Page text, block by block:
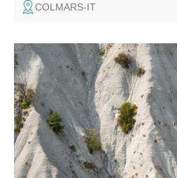
COLMARS-IT
Plongez au cœur des paysages
formations géologiques
Haute-Provence à travers le